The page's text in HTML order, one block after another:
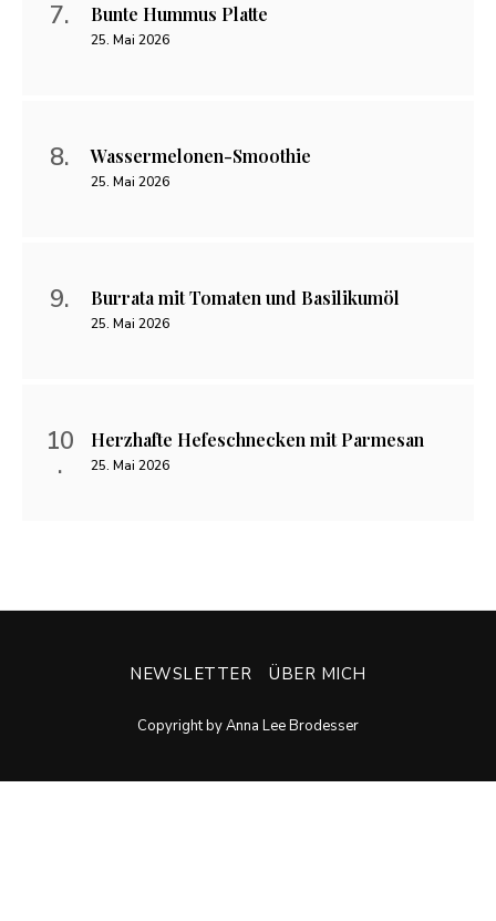
Bunte Hummus Platte
25. Mai 2026
Wassermelonen-Smoothie
25. Mai 2026
Burrata mit Tomaten und Basilikumöl
25. Mai 2026
Herzhafte Hefeschnecken mit Parmesan
25. Mai 2026
NEWSLETTER ÜBER MICH
Copyright by Anna Lee Brodesser